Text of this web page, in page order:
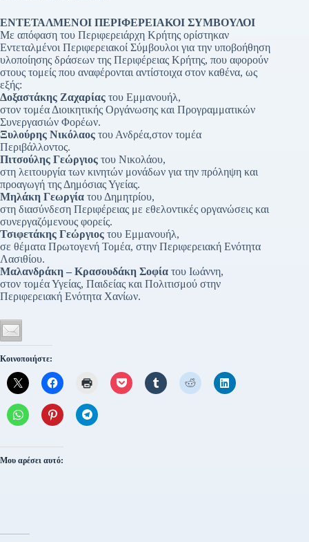
ΕΝΤΕΤΑΛΜΕΝΟΙ ΠΕΡΙΦΕΡΕΙΑΚΟΙ ΣΥΜΒΟΥΛΟΙ
Με απόφαση του Περιφερειάρχη Κρήτης ορίστηκαν
Εντεταλμένοι Περιφερειακοί Σύμβουλοι για την υποβοήθηση
υλοποίησης δράσεων της Περιφέρειας Κρήτης, που αφορούν
στους τομείς που αναφέρονται αντίστοιχα στον καθένα, ως
εξής:
Δοξαστάκης Ζαχαρίας του Εμμανουήλ,
στον τομέα Διοικητικής Οργάνωσης και Προγραμματικών
Συνεργασιών Φορέων.
Ξυλούρης Νικόλαος του Ανδρέα,στον τομέα
Περιβάλλοντος.
Πιτσούλης Γεώργιος του Νικολάου,
στη λειτουργία των κινητών μονάδων για την πρόληψη και
προαγωγή της Δημόσιας Υγείας.
Μηλάκη Γεωργία του Δημητρίου,
στη διασύνδεση Περιφέρειας με εθελοντικές οργανώσεις και
συνεργαζόμενους φορείς.
Τσιφετάκης Γεώργιος του Εμμανουήλ,
σε θέματα Πρωτογενή Τομέα, στην Περιφερειακή Ενότητα
Λασιθίου.
Μαλανδράκη – Κρασουδάκη Σοφία του Ιωάννη,
στον τομέα Υγείας, Παιδείας και Πολιτισμού στην
Περιφερειακή Ενότητα Χανίων.
Κοινοποιήστε:
Μου αρέσει αυτό: